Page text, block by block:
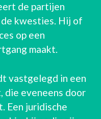
de partijen
kwesties. Hij of
op een
maakt.
vastgelegd in een
die eveneens door
Een juridische